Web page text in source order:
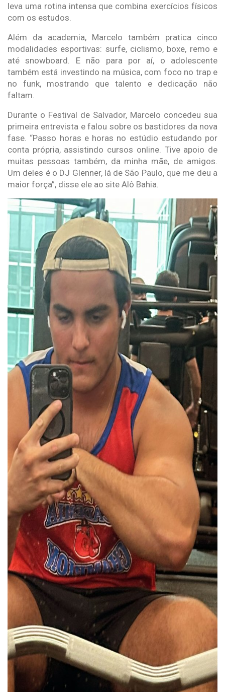
leva uma rotina intensa que combina exercícios físicos
com os estudos.
Além da academia, Marcelo também pratica cinco
modalidades esportivas: surfe, ciclismo, boxe, remo e
até snowboard. E não para por aí, o adolescente
também está investindo na música, com foco no trap e
no funk, mostrando que talento e dedicação não
faltam.
Durante o Festival de Salvador, Marcelo concedeu sua
primeira entrevista e falou sobre os bastidores da nova
fase. “Passo horas e horas no estúdio estudando por
conta própria, assistindo cursos online. Tive apoio de
muitas pessoas também, da minha mãe, de amigos.
Um deles é o DJ Glenner, lá de São Paulo, que me deu a
maior força”, disse ele ao site Alô Bahia.